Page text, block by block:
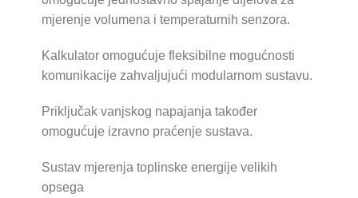
mjerenje volumena i temperaturnih senzora.
Kalkulator omogućuje fleksibilne mogućnosti
komunikacije zahvaljujući modularnom sustavu.
Priključak vanjskog napajanja također
omogućuje izravno praćenje sustava.
Sustav mjerenja toplinske energije velikih
opsega